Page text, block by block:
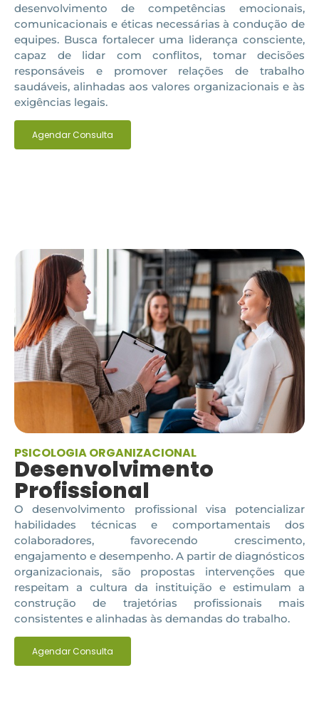
desenvolvimento de competências emocionais,
comunicacionais e éticas necessárias à condução de
equipes. Busca fortalecer uma liderança consciente,
capaz de lidar com conflitos, tomar decisões
responsáveis e promover relações de trabalho
saudáveis, alinhadas aos valores organizacionais e às
exigências legais.
Agendar Consulta
PSICOLOGIA ORGANIZACIONAL
Desenvolvimento
Profissional
O desenvolvimento profissional visa potencializar
habilidades técnicas e comportamentais dos
colaboradores, favorecendo crescimento,
engajamento e desempenho. A partir de diagnósticos
organizacionais, são propostas intervenções que
respeitam a cultura da instituição e estimulam a
construção de trajetórias profissionais mais
consistentes e alinhadas às demandas do trabalho.
Agendar Consulta